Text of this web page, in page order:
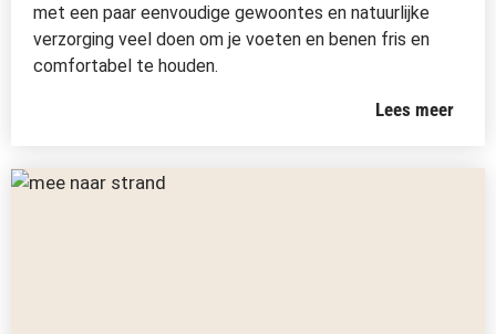
met een paar eenvoudige gewoontes en natuurlijke
verzorging veel doen om je voeten en benen fris en
comfortabel te houden.
Lees meer